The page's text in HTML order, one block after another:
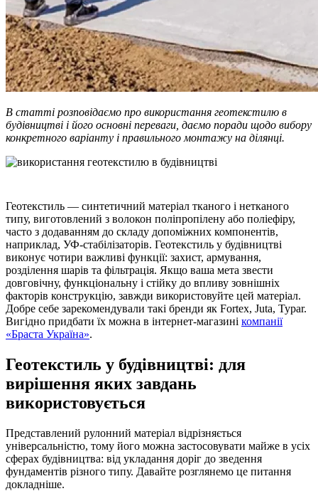
В статті розповідаємо про використання геотекстилю в
будівництві і його основні переваги, даємо поради щодо вибору
конкретного варіанту і правильного монтажу на ділянці.
Геотекстиль — синтетичний матеріал тканого і нетканого
типу, виготовлений з волокон поліпропілену або поліефіру,
часто з додаванням до складу допоміжних компонентів,
наприклад, УФ-стабілізаторів. Геотекстиль у будівництві
виконує чотири важливі функції: захист, армування,
розділення шарів та фільтрація. Якщо ваша мета звести
довговічну, функціональну і стійку до впливу зовнішніх
факторів конструкцію, завжди використовуйте цей матеріал.
Добре себе зарекомендували такі бренди як Fortex, Juta, Typar.
Вигідно придбати їх можна в інтернет-магазині компанії
«Браста Україна».
Геотекстиль у будівництві: для
вирішення яких завдань
використовується
Представлений рулонний матеріал відрізняється
універсальністю, тому його можна застосовувати майже в усіх
сферах будівництва: від укладання доріг до зведення
фундаментів різного типу. Давайте розглянемо це питання
докладніше.